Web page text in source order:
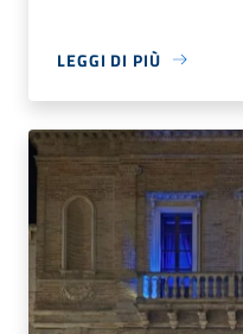
LEGGI DI PIÙ